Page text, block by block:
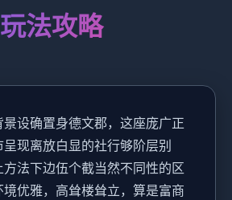
玩法攻略
设确置身德文郡，这座庞广正
现离放白显的社行够阶层别
法下边伍个截当然不同性的区
优雅，高耸楼耸立，算是富商